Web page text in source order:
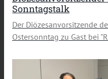
Sonntagstalk
Der Diözesanvorsitzende
Ostersonntag zu Gast bei